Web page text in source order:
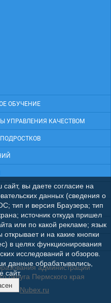
ОБУЧЕНИЕ
УПРАВЛЕНИЯ КАЧЕСТВОМ
администрации
округа Пермского края
Nubex.ru
вы даете согласие на
данных (сведения о
тип и версия Браузера; тип
источник откуда пришел
или по какой рекламе; язык
и на какие кнопки
в целях функционирования
исследований и обзоров.
данные обрабатывались,
сайт.